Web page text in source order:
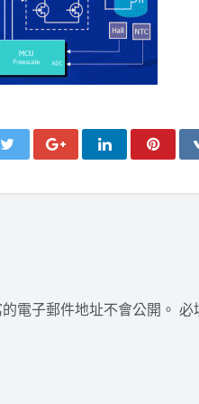
電子郵件地址不會公開。 必